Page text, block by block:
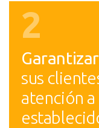
2
sus
atención